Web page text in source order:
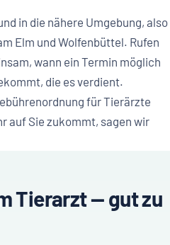
in die nähere Umgebung, also
Elm und Wolfenbüttel. Rufen
wann ein Termin möglich
die es verdient.
für Tierärzte
auf Sie zukommt, sagen wir
Tierarzt — gut zu